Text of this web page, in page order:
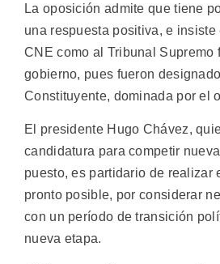
La oposición admite que tiene
una respuesta positiva, e insiste
CNE como al Tribunal Supremo
gobierno, pues fueron
Constituyente, dominada por el
El presidente Hugo Chávez,
candidatura para competir
puesto, es partidario de realizar
pronto posible, por considerar
con un período de transición
nueva etapa.